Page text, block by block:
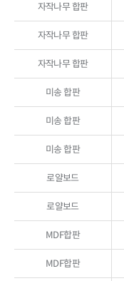
자작나무 합판
자작나무 합판
자작나무 합판
미송 합판
미송 합판
미송 합판
로얄보드
로얄보드
MDF합판
MDF합판